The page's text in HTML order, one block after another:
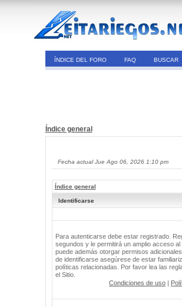
ÍNDICE DEL FORO FAQ BUSCAR
Índice general
Fecha actual Jue Ago 06, 2026 1:10 pm
Índice general
Identificarse
Para autenticarse debe estar registrado.
segundos y le permitirá un amplio acceso
puede además otorgar permisos
de identificarse asegúrese de estar
políticas relacionadas. Por favor lea las
el Sitio.
Condiciones de uso |